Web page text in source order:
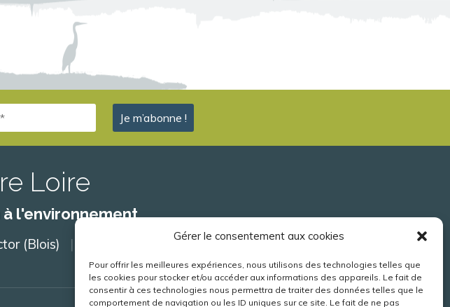
Gérer le consentement aux cookies
Pour offrir les meilleures expériences, nous utilisons des technologies telles que
les cookies pour stocker et/ou accéder aux informations des appareils. Le fait de
consentir à ces technologies nous permettra de traiter des données telles que le
comportement de navigation ou les ID uniques sur ce site. Le fait de ne pas
Loire
l'environnement
(Blois) 02 54 56 09 24 info@observatoireloire.fr
olivgraphic.com